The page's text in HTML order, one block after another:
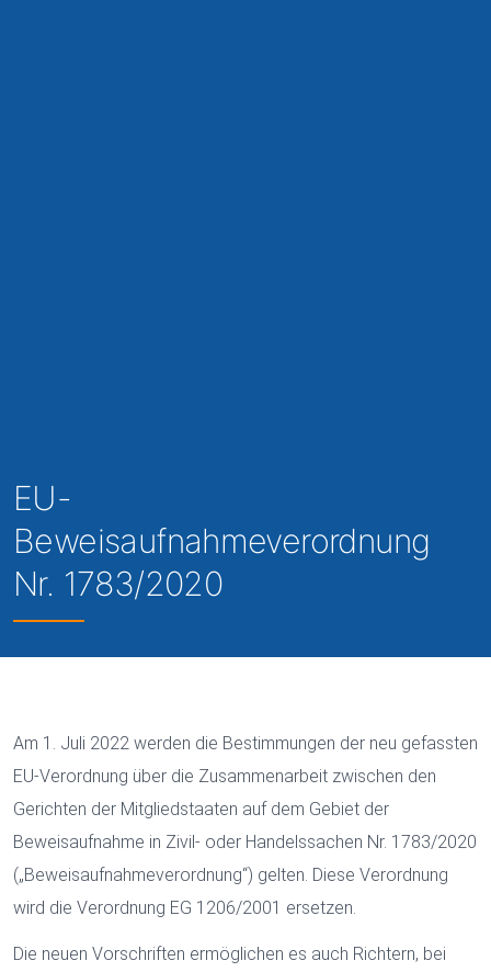
EU-
Beweisaufnahmeverordnung
Nr. 1783/2020
Am 1. Juli 2022 werden die Bestimmungen der neu gefassten
EU-Verordnung über die Zusammenarbeit zwischen den
Gerichten der Mitgliedstaaten auf dem Gebiet der
Beweisaufnahme in Zivil- oder Handelssachen Nr. 1783/2020
(„Beweisaufnahmeverordnung“) gelten. Diese Verordnung
wird die Verordnung EG 1206/2001 ersetzen.
Die neuen Vorschriften ermöglichen es auch Richtern, bei